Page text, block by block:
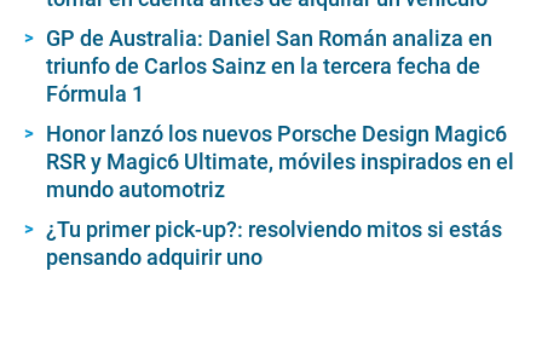
GP de Australia: Daniel San Román analiza en
triunfo de Carlos Sainz en la tercera fecha de
Fórmula 1
Honor lanzó los nuevos Porsche Design Magic6
RSR y Magic6 Ultimate, móviles inspirados en el
mundo automotriz
¿Tu primer pick-up?: resolviendo mitos si estás
pensando adquirir uno